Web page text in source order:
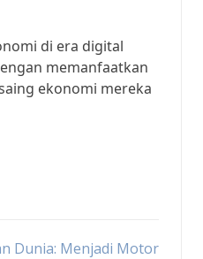
di era digital
memanfaatkan
ekonomi mereka
Dunia: Menjadi Motor